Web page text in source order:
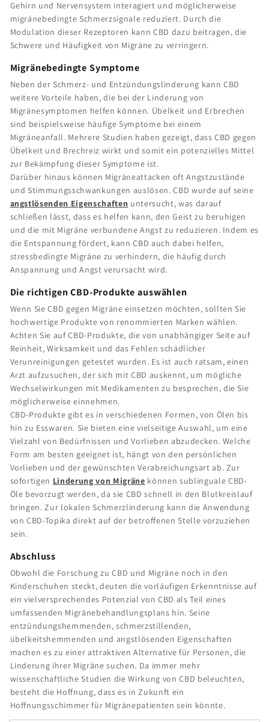
Gehirn und Nervensystem interagiert und möglicherweise
migränebedingte Schmerzsignale reduziert. Durch die
Modulation dieser Rezeptoren kann CBD dazu beitragen, die
Schwere und Häufigkeit von Migräne zu verringern.
Migränebedingte Symptome
Neben der Schmerz- und Entzündungslinderung kann CBD
weitere Vorteile haben, die bei der Linderung von
Migränesymptomen helfen können. Übelkeit und Erbrechen
sind beispielsweise häufige Symptome bei einem
Migräneanfall. Mehrere Studien haben gezeigt, dass CBD gegen
Übelkeit und Brechreiz wirkt und somit ein potenzielles Mittel
zur Bekämpfung dieser Symptome ist.
Darüber hinaus können Migräneattacken oft Angstzustände
und Stimmungsschwankungen auslösen. CBD wurde auf seine
angstlösenden Eigenschaften untersucht, was darauf
schließen lässt, dass es helfen kann, den Geist zu beruhigen
und die mit Migräne verbundene Angst zu reduzieren. Indem es
die Entspannung fördert, kann CBD auch dabei helfen,
stressbedingte Migräne zu verhindern, die häufig durch
Anspannung und Angst verursacht wird.
Die richtigen CBD-Produkte auswählen
Wenn Sie CBD gegen Migräne einsetzen möchten, sollten Sie
hochwertige Produkte von renommierten Marken wählen.
Achten Sie auf CBD-Produkte, die von unabhängiger Seite auf
Reinheit, Wirksamkeit und das Fehlen schädlicher
Verunreinigungen getestet wurden. Es ist auch ratsam, einen
Arzt aufzusuchen, der sich mit CBD auskennt, um mögliche
Wechselwirkungen mit Medikamenten zu besprechen, die Sie
möglicherweise einnehmen.
CBD-Produkte gibt es in verschiedenen Formen, von Ölen bis
hin zu Esswaren. Sie bieten eine vielseitige Auswahl, um eine
Vielzahl von Bedürfnissen und Vorlieben abzudecken. Welche
Form am besten geeignet ist, hängt von den persönlichen
Vorlieben und der gewünschten Verabreichungsart ab. Zur
sofortigen Linderung von Migräne können sublinguale CBD-
Öle bevorzugt werden, da sie CBD schnell in den Blutkreislauf
bringen. Zur lokalen Schmerzlinderung kann die Anwendung
von CBD-Topika direkt auf der betroffenen Stelle vorzuziehen
sein.
Abschluss
Obwohl die Forschung zu CBD und Migräne noch in den
Kinderschuhen steckt, deuten die vorläufigen Erkenntnisse auf
ein vielversprechendes Potenzial von CBD als Teil eines
umfassenden Migränebehandlungsplans hin. Seine
entzündungshemmenden, schmerzstillenden,
übelkeitshemmenden und angstlösenden Eigenschaften
machen es zu einer attraktiven Alternative für Personen, die
Linderung ihrer Migräne suchen. Da immer mehr
wissenschaftliche Studien die Wirkung von CBD beleuchten,
besteht die Hoffnung, dass es in Zukunft ein
Hoffnungsschimmer für Migränepatienten sein könnte.